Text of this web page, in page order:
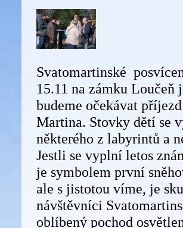
Svatomartinské
15.11 na zámku Loučeň
budeme očekávat
Martina. Stovky dětí se
některého z labyrintů a
Jestli se vyplní letos
je symbolem první
ale s jistotou víme, je
návštěvníci
oblíbený pochod